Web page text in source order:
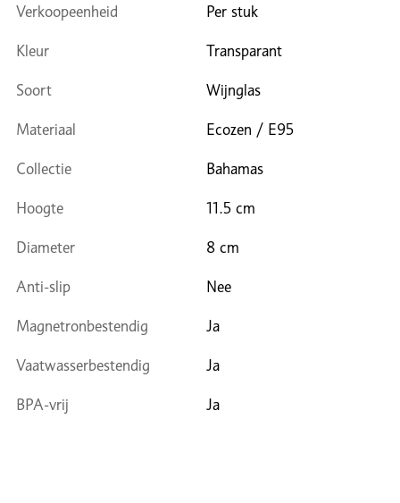
Verkoopeenheid Per stuk
Kleur Transparant
Soort Wijnglas
Materiaal Ecozen / E95
Collectie Bahamas
Hoogte 11.5 cm
Diameter 8 cm
Anti-slip Nee
Magnetronbestendig Ja
Vaatwasserbestendig Ja
BPA-vrij Ja